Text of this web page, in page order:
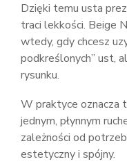
Dzięki temu usta
traci lekkości. Beige
wtedy, gdy chcesz
podkreślonych” ust,
rysunku.
W praktyce oznacza
jednym, płynnym
zależności od
estetyczny i spójny.